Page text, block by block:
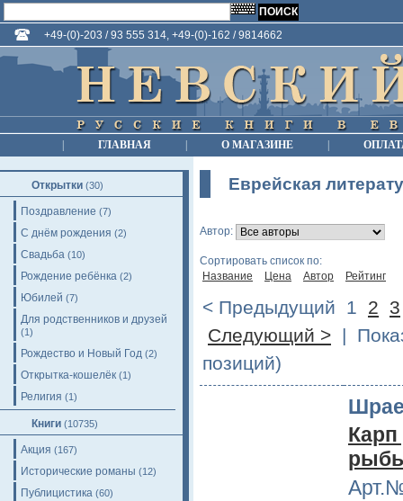
+49-(0)-203 / 93 555 314, +49-(0)-162 / 9814662
ГЛАВНАЯ О МАГАЗИНЕ
Открытки (30)
Поздравление (7)
С днём рождения (2)
Свадьба (10)
Рождение ребёнка (2)
Юбилей (7)
Для родственников и друзей
(1)
Рождество и Новый Год (2)
Открытка-кошелёк (1)
Религия (1)
Книги (10735)
Акция (167)
Исторические романы (12)
Публицистика (60)
Еврейская
Автор:
Сортировать список по:
Название
Цена Автор Рейтинг
< Предыдущий 1 2
3
Следующий > |
позиций)